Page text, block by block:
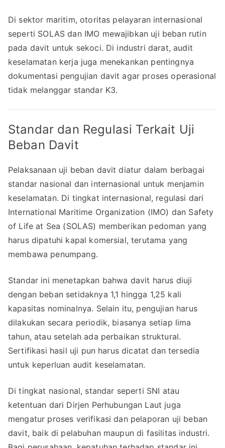
Di sektor maritim, otoritas pelayaran internasional
seperti SOLAS dan IMO mewajibkan uji beban rutin
pada davit untuk sekoci. Di industri darat, audit
keselamatan kerja juga menekankan pentingnya
dokumentasi pengujian davit agar proses operasional
tidak melanggar standar K3.
Standar dan Regulasi Terkait Uji
Beban Davit
Pelaksanaan uji beban davit diatur dalam berbagai
standar nasional dan internasional untuk menjamin
keselamatan. Di tingkat internasional, regulasi dari
International Maritime Organization (IMO) dan Safety
of Life at Sea (SOLAS) memberikan pedoman yang
harus dipatuhi kapal komersial, terutama yang
membawa penumpang.
Standar ini menetapkan bahwa davit harus diuji
dengan beban setidaknya 1,1 hingga 1,25 kali
kapasitas nominalnya. Selain itu, pengujian harus
dilakukan secara periodik, biasanya setiap lima
tahun, atau setelah ada perbaikan struktural.
Sertifikasi hasil uji pun harus dicatat dan tersedia
untuk keperluan audit keselamatan.
Di tingkat nasional, standar seperti SNI atau
ketentuan dari Dirjen Perhubungan Laut juga
mengatur proses verifikasi dan pelaporan uji beban
davit, baik di pelabuhan maupun di fasilitas industri.